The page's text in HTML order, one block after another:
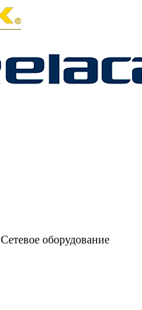
Сетевое оборудование